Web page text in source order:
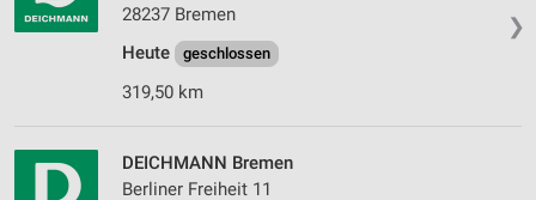
❯
28237 Bremen
Heute
geschlossen
319,50 km
DEICHMANN Bremen
Berliner Freiheit 11